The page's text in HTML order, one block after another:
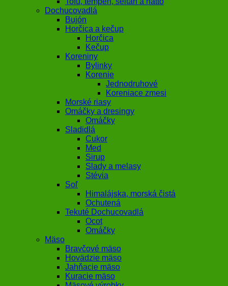
Dochucovadlá
Bujón
Horčica a kečup
Horčica
Kečup
Koreniny
Bylinky
Korenie
Jednodruhové
Koreniace zmesi
Morské riasy
Omáčky a dresingy
Omáčky
Sladidlá
Cukor
Med
Sirup
Slady a melasy
Stévia
Soľ
Himalájska, morská čistá
Ochutená
Tekuté Dochucovadlá
Ocot
Omáčky
Mäso
Bravčové mäso
Hovädzie mäso
Jahňacie mäso
Kuracie mäso